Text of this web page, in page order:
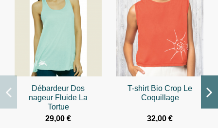
Débardeur Dos
nageur Fluide La
Tortue
29,00 €
T-shirt Bio Crop Le
Coquillage
32,00 €